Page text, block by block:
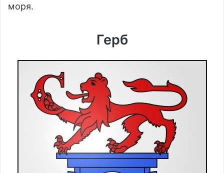
моря.
Герб